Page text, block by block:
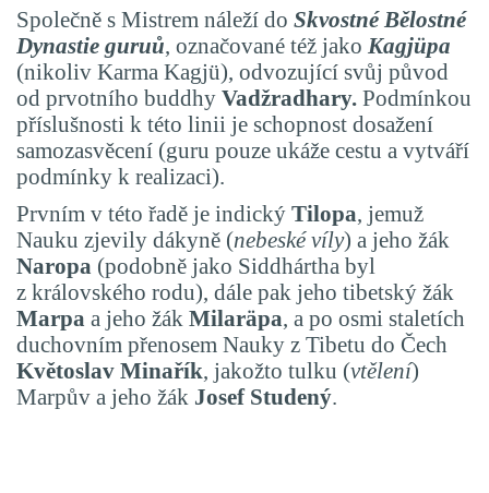
Společně s Mistrem náleží do Skvostné Bělostné
Dynastie guruů, označované též jako Kagjüpa
(nikoliv Karma Kagjü), odvozující svůj původ
od prvotního buddhy Vadžradhary. Podmínkou
příslušnosti k této linii je schopnost dosažení
samozasvěcení (guru pouze ukáže cestu a vytváří
podmínky k realizaci).
Prvním v této řadě je indický Tilopa, jemuž
Nauku zjevily dákyně (nebeské víly) a jeho žák
Naropa (podobně jako Siddhártha byl
z královského rodu), dále pak jeho tibetský žák
Marpa a jeho žák Milaräpa, a po osmi staletích
duchovním přenosem Nauky z Tibetu do Čech
Květoslav Minařík, jakožto tulku (vtělení)
Marpův a jeho žák Josef Studený.